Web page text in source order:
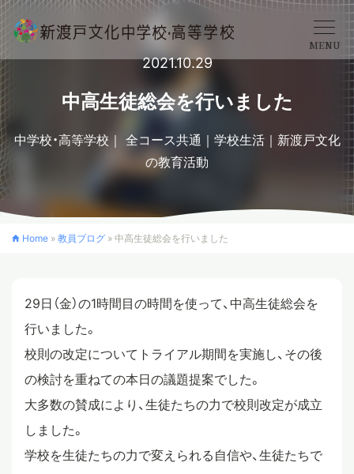
学校概要
中学校
高等学校
クロスカリキュラム
スタディツアー
ニュース
MENU
2021.10.29
中高生徒総会を行いました
中学校・高等学校 全コース共通 学校生活
新渡戸文化
の教育活動
Home » 教員ブログ » 中高生徒総会を行いました
29日（金）の1時間目の時間を使って、中高生徒総会を
行いました。
校則の改定についてトライアル期間を実施し、その後
の検討を重ねての本日の議題提案でした。
大多数の賛成により、生徒たちの力で校則改定が成立
しました。
学校を生徒たちの力で変えられる自信や、生徒たちで